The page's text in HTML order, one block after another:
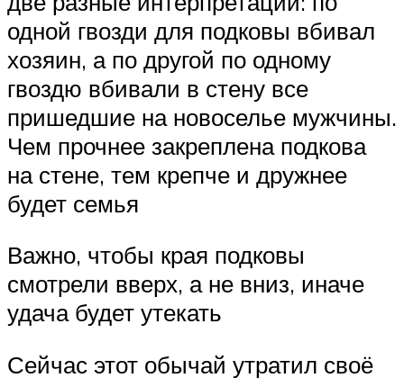
одной гвозди для подковы вбивал
хозяин, а по другой по одному
гвоздю вбивали в стену все
пришедшие на новоселье мужчины.
Чем прочнее закреплена подкова
на стене, тем крепче и дружнее
будет семья
Важно, чтобы края подковы
смотрели вверх, а не вниз, иначе
удача будет утекать
Сейчас этот обычай утратил своё